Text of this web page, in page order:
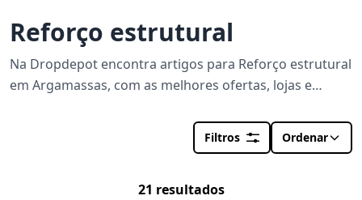
Reforço estrutural
Na Dropdepot encontra artigos para Reforço estrutural
em Argamassas, com as melhores ofertas, lojas e
Filtros Ordenar
21 resultados